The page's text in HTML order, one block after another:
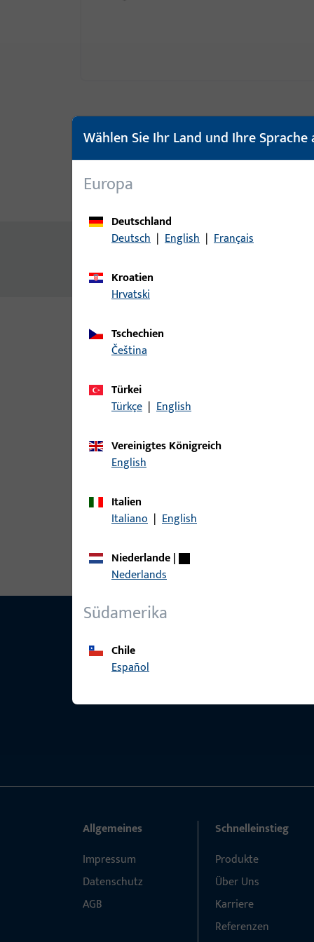
Produktbeschreibung
Inhalt
Sockelprofil DKU Aluplast,braun,1200mm
Varianten
Artikel
9-42545-00-0-1 | Wetterschenkel |
9-42545-00-0-7 | Wetterschenkel |
Wählen Sie Ihr Land und Ihre Sprache
Europa
Deutschland
Deutsch | English | Français
Kroatien
Hrvatski
Tschechien
čeština
Türkei
Türkçe | English
Vereinigtes Königreich
English
Italien
Italiano | English
Niederlande|
Nederlands
Südamerika
Chile
Español
Allgemeines
Impressum
Datenschutz
AGB
Schnelleinstieg
Produkte
Über Uns
Karriere
Referenzen